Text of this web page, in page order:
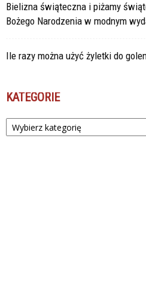
Bielizna świąteczna i piżamy
Bożego Narodzenia w modnym
Ile razy można użyć żyletki do
KATEGORIE
Kategorie